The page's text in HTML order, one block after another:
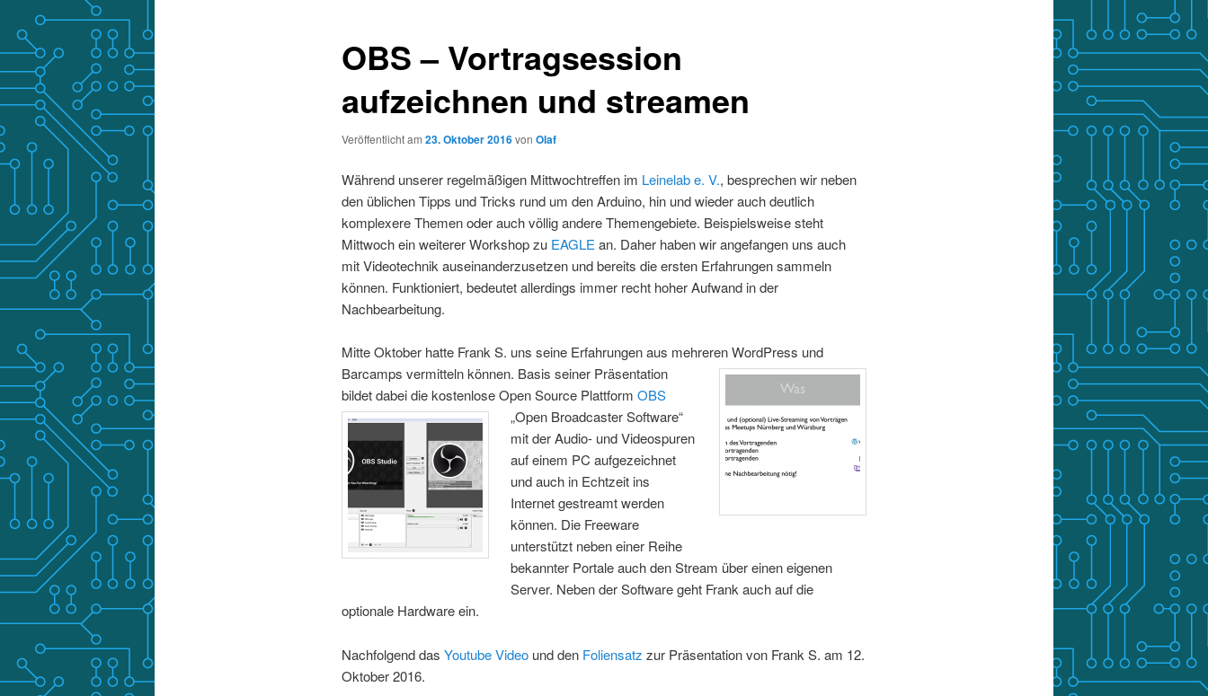
OBS – Vortragsession
aufzeichnen und streamen
Veröffentlicht am 23. Oktober 2016von Olaf
Während unserer regelmäßigen Mittwochtreffen im Leinelab e. V., besprechen wir neben
den üblichen Tipps und Tricks rund um den Arduino, hin und wieder auch deutlich
komplexere Themen oder auch völlig andere Themengebiete. Beispielsweise steht
Mittwoch ein weiterer Workshop zu EAGLE an. Daher haben wir angefangen uns auch
mit Videotechnik auseinanderzusetzen und bereits die ersten Erfahrungen sammeln
können. Funktioniert, bedeutet allerdings immer recht hoher Aufwand in der
Nachbearbeitung.
Mitte Oktober hatte Frank S. uns seine Erfahrungen aus mehreren WordPress und
Barcamps vermitteln können. Basis seiner Präsentation
bildet dabei die kostenlose Open Source Plattform OBS
„Open Broadcaster Software“
mit der Audio- und Videospuren
auf einem PC aufgezeichnet
und auch in Echtzeit ins
Internet gestreamt werden
können. Die Freeware
unterstützt neben einer Reihe
bekannter Portale auch den Stream über einen eigenen
Server. Neben der Software geht Frank auch auf die
optionale Hardware ein.
Nachfolgend das Youtube Videound den Foliensatz zur Präsentation von Frank S. am 12.
Oktober 2016.